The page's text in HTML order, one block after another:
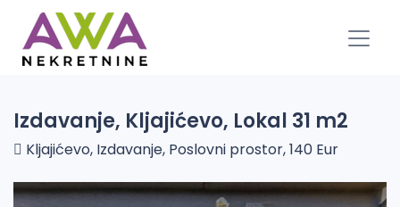
Izdavanje, Kljajićevo, Lokal 31 m2
Kljajićevo, Izdavanje, Poslovni prostor, 140 Eur